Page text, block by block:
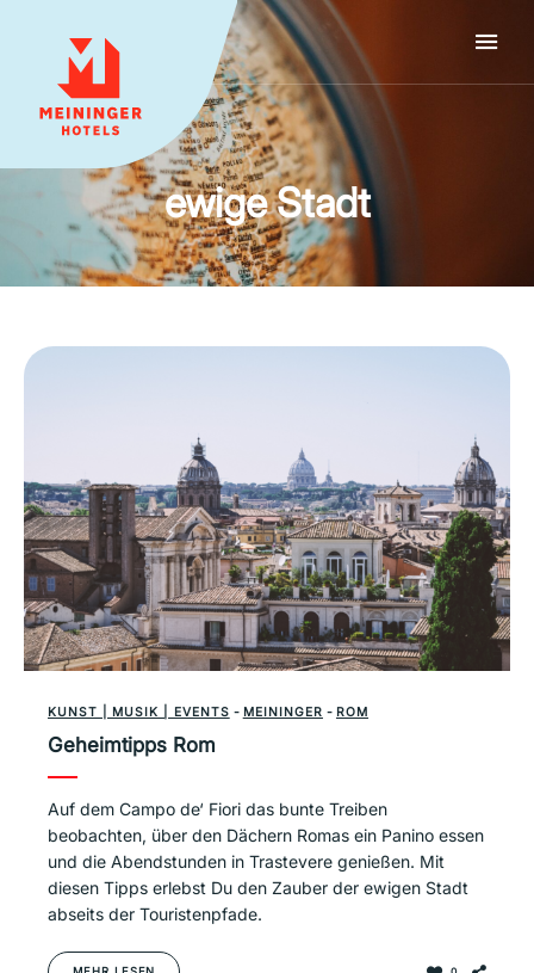
MEININGER HOTELSewige Stadt
KUNST | MUSIK | EVENTS - MEININGER - ROM
Geheimtipps Rom
Auf dem Campo de‘ Fiori das bunte Treiben
beobachten, über den Dächern Romas ein Panino essen
und die Abendstunden in Trastevere genießen. Mit
diesen Tipps erlebst Du den Zauber der ewigen Stadt
abseits der Touristenpfade.